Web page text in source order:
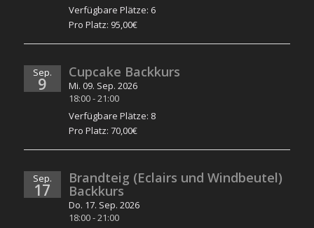
Verfügbare Plätze: 6
Pro Platz: 95,00€
Sep.
9
Cupcake Backkurs
Mi. 09. Sep. 2026
18:00-21:00
Verfügbare Plätze: 8
Pro Platz: 70,00€
Sep.
17
Brandteig (Eclairs und Windbeutel)
Backkurs
Do. 17. Sep. 2026
18:00-21:00